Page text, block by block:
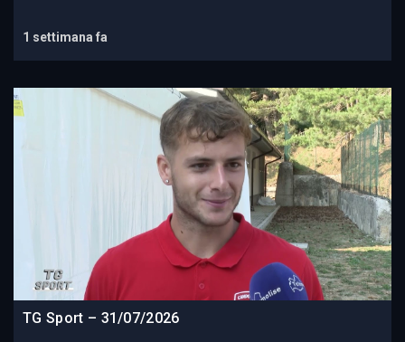
1 settimana fa
TG Sport – 31/07/2026